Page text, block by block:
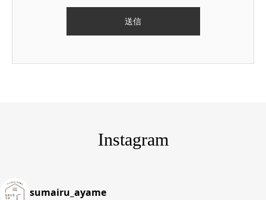
Instagram
sumairu_ayame